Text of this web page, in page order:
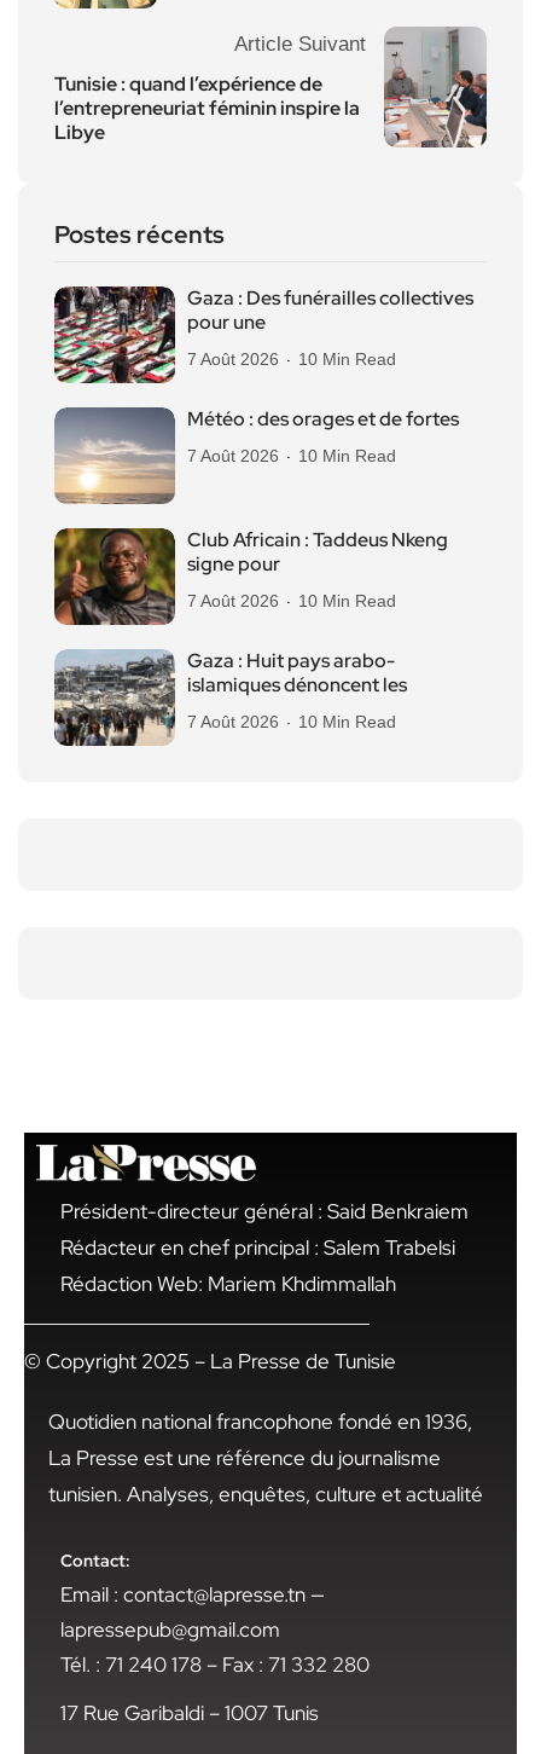
Article Suivant
Tunisie : quand l’expérience de
l’entrepreneuriat féminin inspire la
Libye
Postes récents
Gaza : Des funérailles collectives
pour une
7 Août 2026 10 Min Read
Météo : des orages et de fortes
7 Août 2026 10 Min Read
Club Africain : Taddeus Nkeng
signe pour
7 Août 2026 10 Min Read
Gaza : Huit pays arabo-
islamiques dénoncent les
7 Août 2026 10 Min Read
Président-directeur général : Said Benkraiem
Rédacteur en chef principal : Salem Trabelsi
Rédaction Web: Mariem Khdimmallah
© Copyright 2025 – La Presse de Tunisie
Quotidien national francophone fondé en 1936,
La Presse est une référence du journalisme
tunisien. Analyses, enquêtes, culture et actualité
Contact:
Email : contact@lapresse.tn —
lapressepub@gmail.com
Tél. : 71 240 178 – Fax : 71 332 280
17 Rue Garibaldi – 1007 Tunis